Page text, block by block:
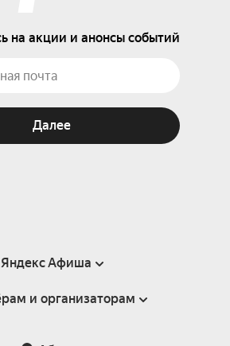
на акции и анонсы событий
Далее
Яндекс Афиша
Справка
и организаторам